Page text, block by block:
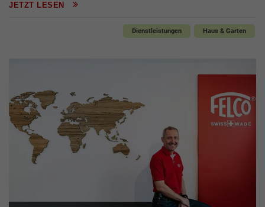
JETZT LESEN
Dienstleistungen Haus & Garten